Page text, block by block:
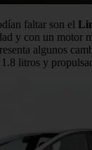
faltar son el
y con un motor
algunos
litros y